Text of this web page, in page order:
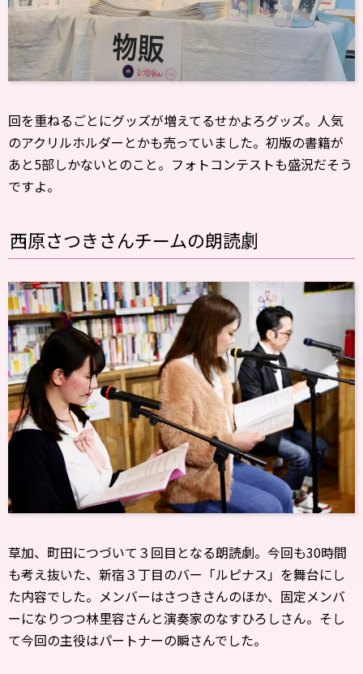
回を重ねるごとにグッズが増えてるせかよろグッズ。人気
のアクリルホルダーとかも売っていました。初版の書籍が
あと5部しかないとのこと。フォトコンテストも盛況だそう
ですよ。
西原さつきさんチームの朗読劇
草加、町田につづいて３回目となる朗読劇。今回も30時間
も考え抜いた、新宿３丁目のバー「ルピナス」を舞台にし
た内容でした。メンバーはさつきさんのほか、固定メンバ
ーになりつつ林里容さんと演奏家のなすひろしさん。そし
て今回の主役はパートナーの瞬さんでした。